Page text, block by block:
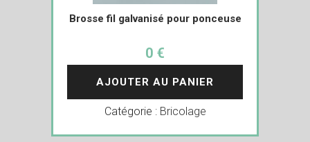
Brosse fil galvanisé pour ponceuse
0 €
AJOUTER AU PANIER
Catégorie : Bricolage